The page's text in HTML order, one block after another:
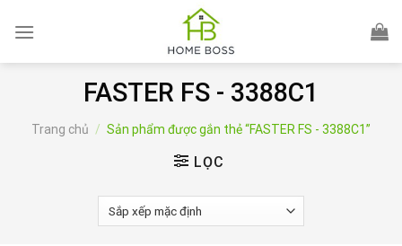
FASTER FS - 3388C1
Trang chủ / Sản phẩm được gắn thẻ “FASTER FS - 3388C1”
LỌC